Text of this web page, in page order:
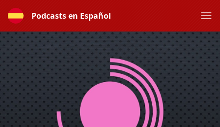
Podcasts en Español